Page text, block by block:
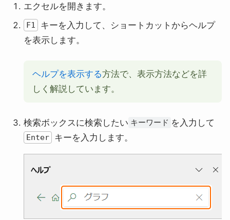
エクセルを開きます。
F1
キーを入力して、ショートカットからヘルプ
を表示します。
ヘルプを表示する方法で、表示方法などを詳
しく解説しています。
検索ボックスに検索したい キーワード を入力して
Enter キーを入力します。